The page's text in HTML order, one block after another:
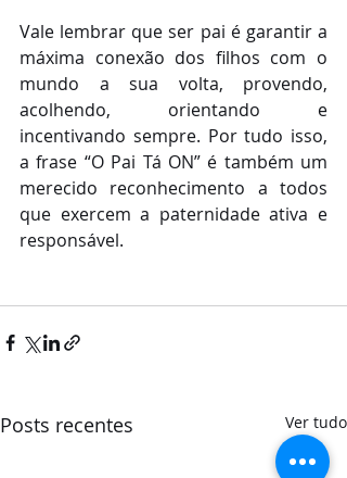
Vale lembrar que ser pai é garantir a
máxima conexão dos filhos com o
mundo a sua volta, provendo,
acolhendo, orientando e
incentivando sempre. Por tudo isso,
a frase “O Pai Tá ON” é também um
merecido reconhecimento a todos
que exercem a paternidade ativa e
responsável.
Posts recentes Ver tudo